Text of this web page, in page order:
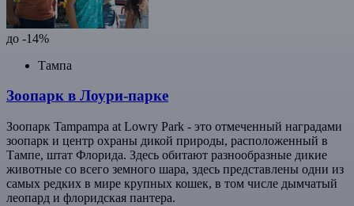
до -14%
Тампа
Зоопарк в Лоури-парке
Зоопарк Tampampa at Lowry Park - это отмеченный наградами
зоопарк и центр охраны дикой природы, расположенный в
Тампе, штат Флорида. Здесь обитают разнообразные дикие
животные со всего земного шара, здесь представлены одни из
самых редких в мире крупных кошек, в том числе дымчатый
леопард и флоридская пантера.